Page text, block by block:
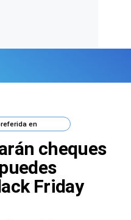
en
cheques
Friday